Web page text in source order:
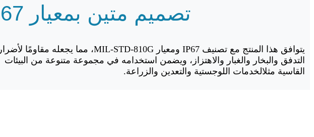
تصميم متين بمعيار IP67
يتوافق هذا المنتج مع تصنيف IP67 ومعيار MIL-STD-810G، مما يجعله مقاومًا لأضرار
التدفق والبخار والغبار والاهتزاز، ويضمن استخدامه في مجموعة متنوعة من البيئات
القاسية مثلالخدمات اللوجستية والتعدين والزراعة.